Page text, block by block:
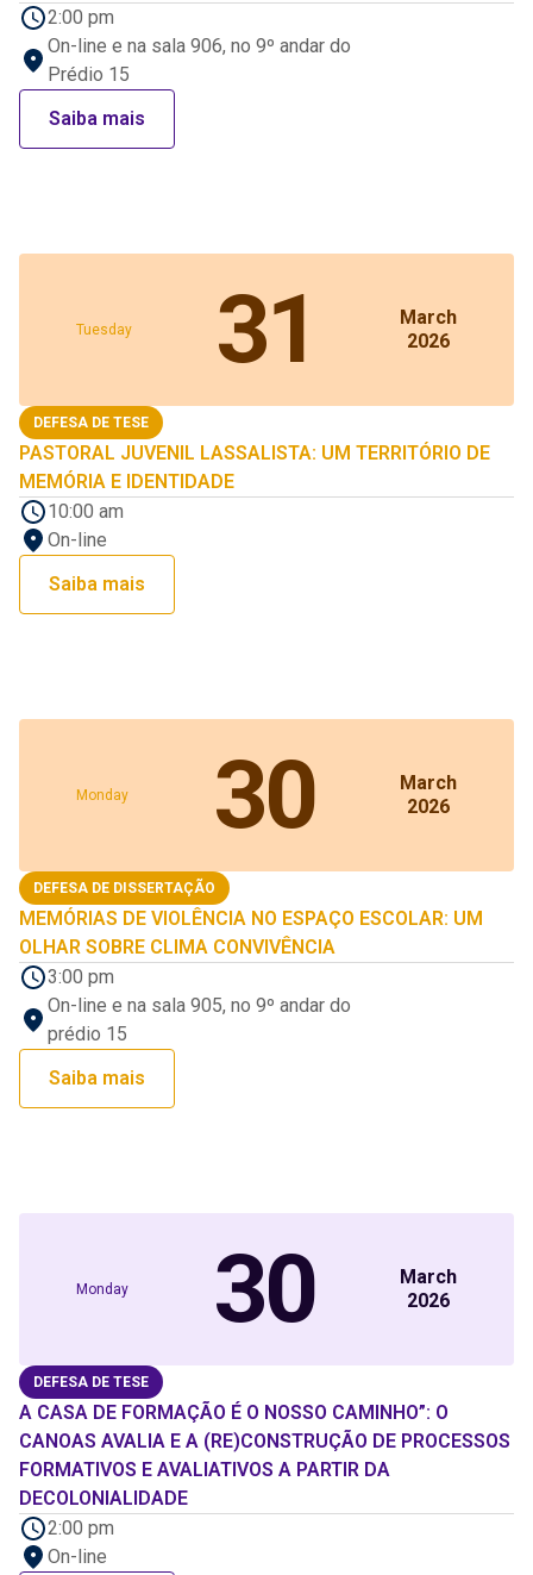
2:00 pm
On-line e na sala 906, no 9º andar do
Prédio 15
Saiba mais
Tuesday 31
March
2026
DEFESA DE TESE
PASTORAL JUVENIL LASSALISTA: UM TERRITÓRIO DE
MEMÓRIA E IDENTIDADE
10:00 am
On-line
Saiba mais
Monday 30
March
2026
DEFESA DE DISSERTAÇÃO
MEMÓRIAS DE VIOLÊNCIA NO ESPAÇO ESCOLAR: UM
OLHAR SOBRE CLIMA CONVIVÊNCIA
3:00 pm
On-line e na sala 905, no 9º andar do
prédio 15
Saiba mais
Monday 30
March
2026
DEFESA DE TESE
A CASA DE FORMAÇÃO É O NOSSO CAMINHO”: O
CANOAS AVALIA E A (RE)CONSTRUÇÃO DE PROCESSOS
FORMATIVOS E AVALIATIVOS A PARTIR DA
DECOLONIALIDADE
2:00 pm
On-line